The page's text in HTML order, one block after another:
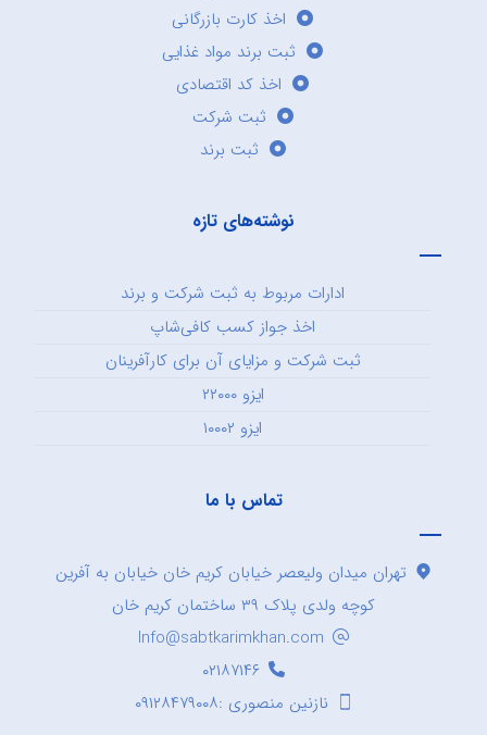
اخذ کارت بازرگانی
ثبت برند مواد غذایی
اخذ کد اقتصادی
ثبت شرکت
ثبت برند
نوشته‌های تازه
ادارات مربوط به ثبت شرکت و برند
اخذ جواز کسب کافی‌شاپ
ثبت شرکت و مزایای آن برای کارآفرینان
ایزو ۲۲۰۰۰
ایزو ۱۰۰۰۲
تماس با ما
تهران میدان ولیعصر خیابان کریم خان خیابان به آفرین
کوچه ولدی پلاک ۳۹ ساختمان کریم خان
Info@sabtkarimkhan.com
۰۲۱۸۷۱۴۶
نازنین منصوری :۰۹۱۲۸۴۷۹۰۰۸